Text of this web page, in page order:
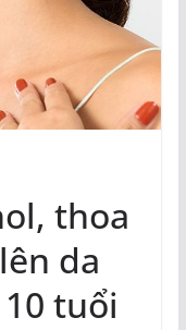
thoa
da
tuổi